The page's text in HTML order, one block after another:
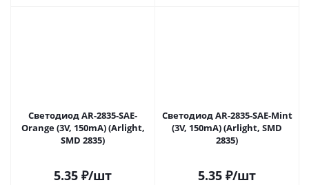
Светодиод AR-2835-SAE-
Orange (3V, 150mA) (Arlight,
SMD 2835)
5.35 ₽/шт
Светодиод AR-2835-SAE-Mint
(3V, 150mA) (Arlight, SMD
2835)
5.35 ₽/шт